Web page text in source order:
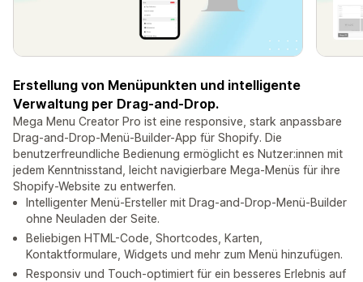
Erstellung von Menüpunkten und intelligente
Verwaltung per Drag-and-Drop.
Mega Menu Creator Pro ist eine responsive, stark anpassbare
Drag-and-Drop-Menü-Builder-App für Shopify. Die
benutzerfreundliche Bedienung ermöglicht es Nutzer:innen mit
jedem Kenntnisstand, leicht navigierbare Mega-Menüs für ihre
Shopify-Website zu entwerfen.
Intelligenter Menü-Ersteller mit Drag-and-Drop-Menü-Builder
ohne Neuladen der Seite.
Beliebigen HTML-Code, Shortcodes, Karten,
Kontaktformulare, Widgets und mehr zum Menü hinzufügen.
Responsiv und Touch-optimiert für ein besseres Erlebnis auf